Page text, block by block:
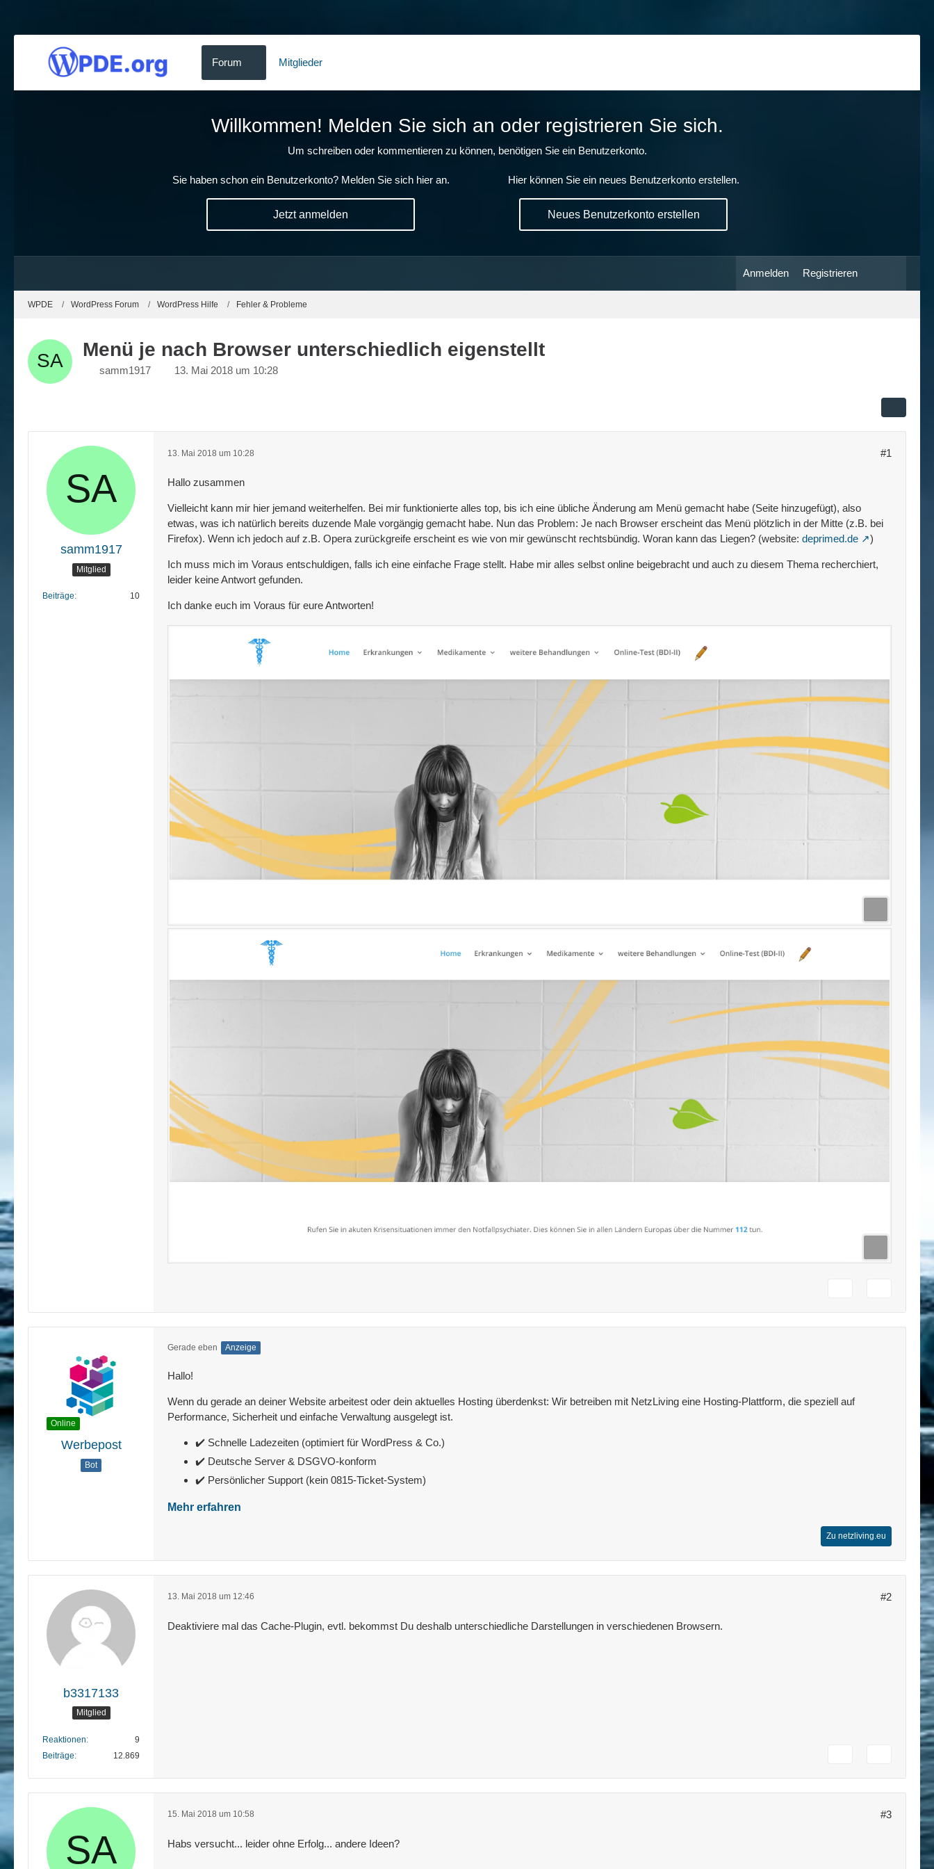
Forum Mitglieder
Willkommen! Melden Sie sich an oder registrieren Sie sich.
Um schreiben oder kommentieren zu können, benötigen Sie ein Benutzerkonto.
Sie haben schon ein Benutzerkonto? Melden Sie sich hier an.
Jetzt anmelden
Hier können Sie ein neues Benutzerkonto erstellen.
Neues Benutzerkonto erstellen
Anmelden Registrieren
WPDE WordPress Forum WordPress Hilfe Fehler & Probleme
Menü je nach Browser unterschiedlich eigenstellt
samm1917 13. Mai 2018 um 10:28
samm1917
Mitglied
Beiträge 10
13. Mai 2018 um 10:28 #1
Hallo zusammen
Vielleicht kann mir hier jemand weiterhelfen. Bei mir funktionierte alles top, bis ich eine übliche Änderung am Menü gemacht habe (Seite hinzugefügt), also
etwas, was ich natürlich bereits duzende Male vorgängig gemacht habe. Nun das Problem: Je nach Browser erscheint das Menü plötzlich in der Mitte (z.B. bei
Firefox). Wenn ich jedoch auf z.B. Opera zurückgreife erscheint es wie von mir gewünscht rechtsbündig. Woran kann das Liegen? (website: deprimed.de )
Ich muss mich im Voraus entschuldigen, falls ich eine einfache Frage stellt. Habe mir alles selbst online beigebracht und auch zu diesem Thema recherchiert,
leider keine Antwort gefunden.
Ich danke euch im Voraus für eure Antworten!
Online
Werbepost
Bot
Gerade eben Anzeige
Hallo!
Wenn du gerade an deiner Website arbeitest oder dein aktuelles Hosting überdenkst: Wir betreiben mit NetzLiving eine Hosting-Plattform, die speziell auf
Performance, Sicherheit und einfache Verwaltung ausgelegt ist.
✔️ Schnelle Ladezeiten (optimiert für WordPress & Co.)
✔️ Deutsche Server & DSGVO-konform
✔️ Persönlicher Support (kein 0815-Ticket-System)
Mehr erfahren
Zu netzliving.eu
b3317133
Mitglied
Reaktionen
9
Beiträge
12.869
13. Mai 2018 um 12:46 #2
Deaktiviere mal das Cache-Plugin, evtl. bekommst Du deshalb unterschiedliche Darstellungen in verschiedenen Browsern.
15. Mai 2018 um 10:58 #3
Habs versucht... leider ohne Erfolg... andere Ideen?